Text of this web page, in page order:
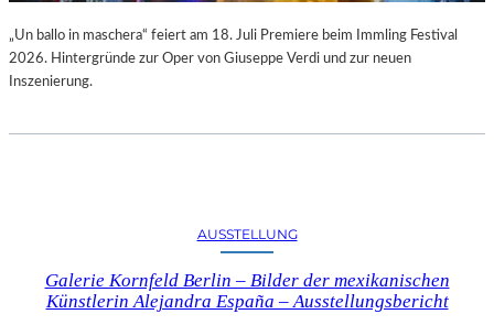
„Un ballo in maschera“ feiert am 18. Juli Premiere beim Immling Festival
2026. Hintergründe zur Oper von Giuseppe Verdi und zur neuen
Inszenierung.
AUSSTELLUNG
Galerie Kornfeld Berlin – Bilder der mexikanischen
Künstlerin Alejandra España – Ausstellungsbericht